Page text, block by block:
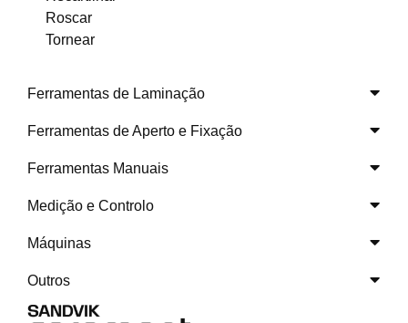
Roscar
Tornear
Ferramentas de Laminação
Ferramentas de Aperto e Fixação
Ferramentas Manuais
Medição e Controlo
Máquinas
Outros